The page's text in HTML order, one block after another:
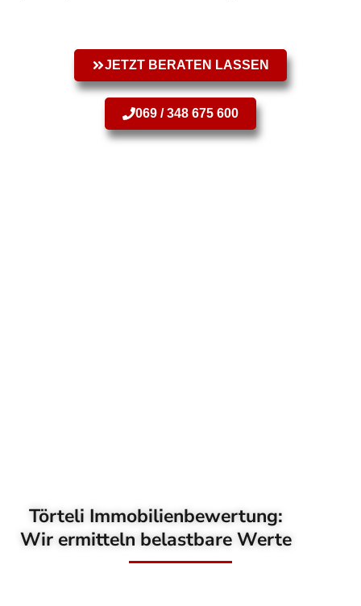
JETZT BERATEN LASSEN
069 / 348 675 600
Törteli Immobilienbewertung:
Wir ermitteln belastbare Werte